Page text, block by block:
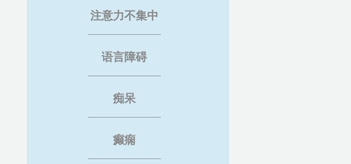
注意力不集中
语言障碍
痴呆
癫痫